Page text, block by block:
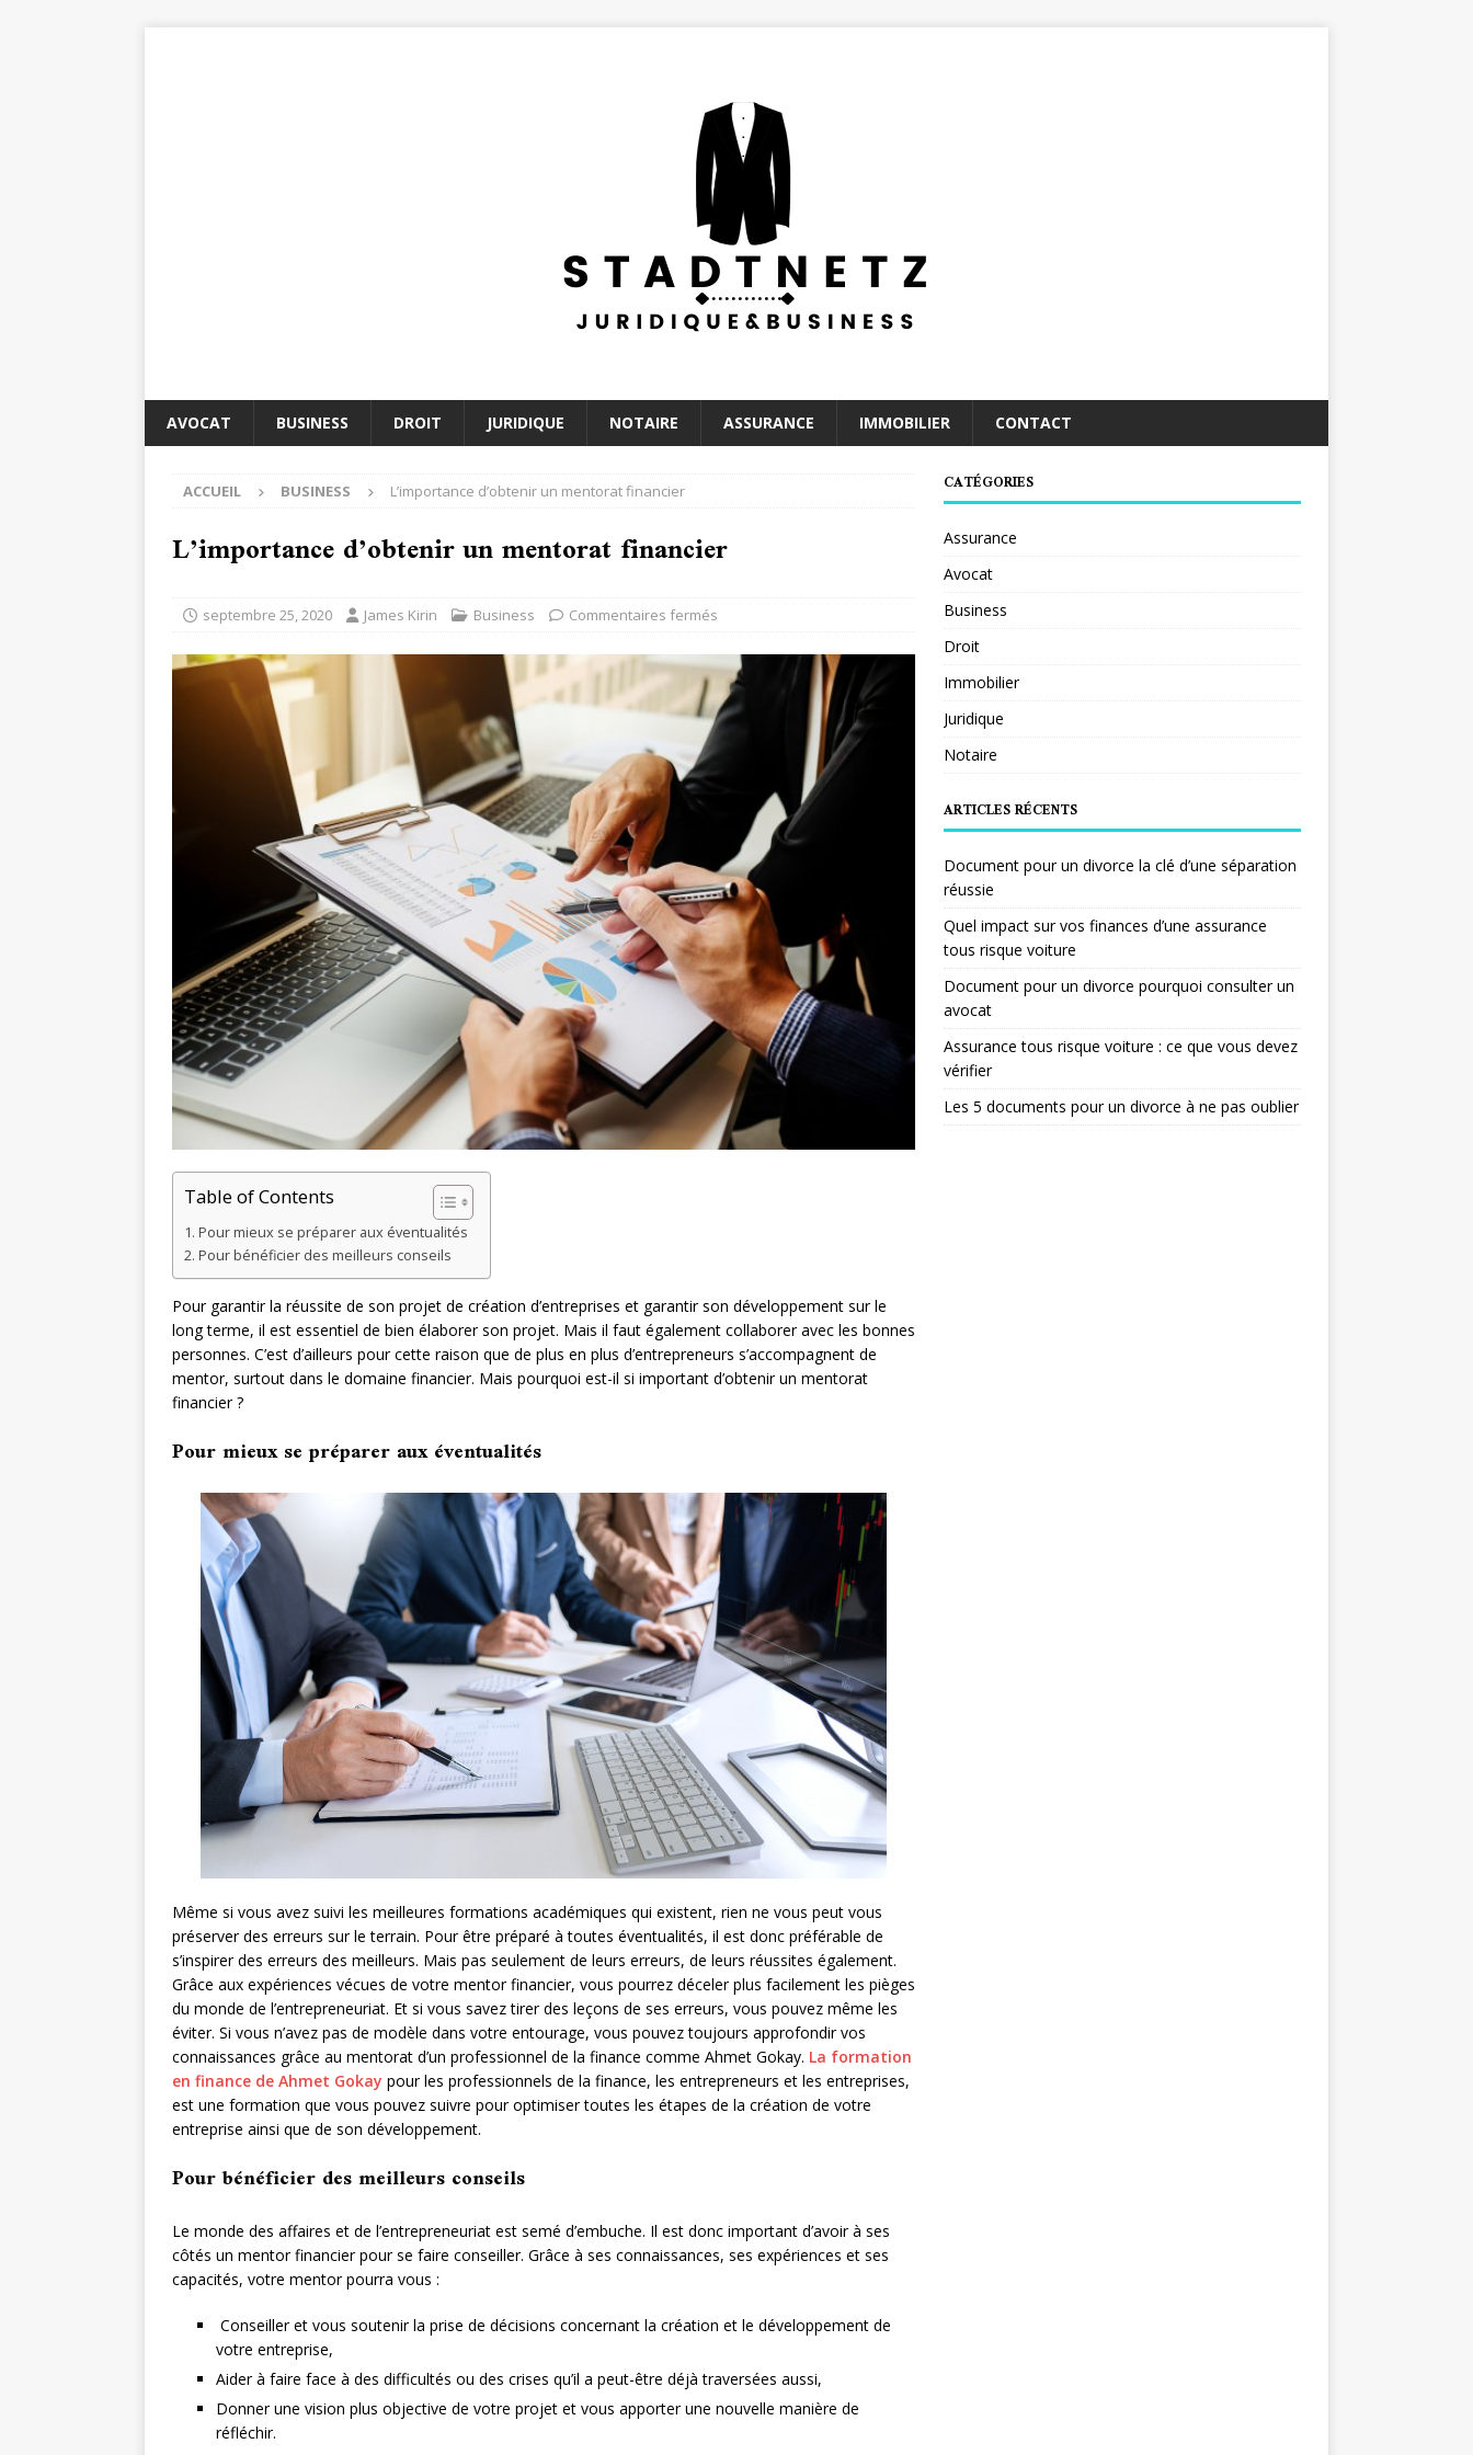
AVOCAT BUSINESS DROIT JURIDIQUE NOTAIRE ASSURANCE IMMOBILIER CONTACT
ACCUEIL BUSINESS L’importance d’obtenir un mentorat financier
L’importance d’obtenir un mentorat financier
septembre 25, 2020 James Kirin Business Commentaires fermés
Table of Contents
Pour mieux se préparer aux éventualités
Pour bénéficier des meilleurs conseils
Pour garantir la réussite de son projet de création d’entreprises et garantir son développement sur le
long terme, il est essentiel de bien élaborer son projet. Mais il faut également collaborer avec les bonnes
personnes. C’est d’ailleurs pour cette raison que de plus en plus d’entrepreneurs s’accompagnent de
mentor, surtout dans le domaine financier. Mais pourquoi est-il si important d’obtenir un mentorat
financier ?
Pour mieux se préparer aux éventualités
Même si vous avez suivi les meilleures formations académiques qui existent, rien ne vous peut vous
préserver des erreurs sur le terrain. Pour être préparé à toutes éventualités, il est donc préférable de
s’inspirer des erreurs des meilleurs. Mais pas seulement de leurs erreurs, de leurs réussites également.
Grâce aux expériences vécues de votre mentor financier, vous pourrez déceler plus facilement les pièges
du monde de l’entrepreneuriat. Et si vous savez tirer des leçons de ses erreurs, vous pouvez même les
éviter. Si vous n’avez pas de modèle dans votre entourage, vous pouvez toujours approfondir vos
connaissances grâce au mentorat d’un professionnel de la finance comme Ahmet Gokay. La formation
en finance de Ahmet Gokay pour les professionnels de la finance, les entrepreneurs et les entreprises,
est une formation que vous pouvez suivre pour optimiser toutes les étapes de la création de votre
entreprise ainsi que de son développement.
Pour bénéficier des meilleurs conseils
Le monde des affaires et de l’entrepreneuriat est semé d’embuche. Il est donc important d’avoir à ses
côtés un mentor financier pour se faire conseiller. Grâce à ses connaissances, ses expériences et ses
capacités, votre mentor pourra vous :
Conseiller et vous soutenir la prise de décisions concernant la création et le développement de
votre entreprise,
Aider à faire face à des difficultés ou des crises qu’il a peut-être déjà traversées aussi,
Donner une vision plus objective de votre projet et vous apporter une nouvelle manière de
réfléchir.
CATÉGORIES
Assurance
Avocat
Business
Droit
Immobilier
Juridique
Notaire
ARTICLES RÉCENTS
Document pour un divorce la clé d’une séparation
réussie
Quel impact sur vos finances d’une assurance
tous risque voiture
Document pour un divorce pourquoi consulter un
avocat
Assurance tous risque voiture : ce que vous devez
vérifier
Les 5 documents pour un divorce à ne pas oublier